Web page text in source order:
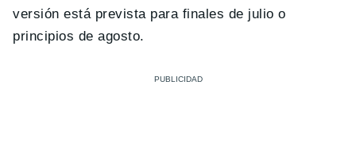
versión está prevista para finales de julio o
principios de agosto.